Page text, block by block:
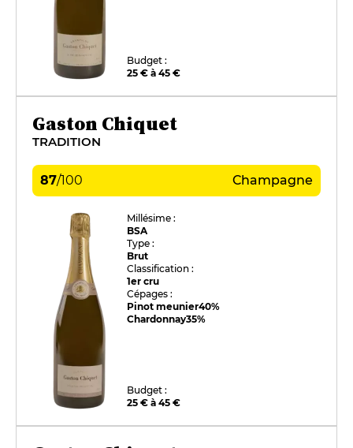
Budget :
25 € à 45 €
Gaston Chiquet
TRADITION
87/100 Champagne
Millésime :
BSA
Type :
Brut
Classification :
1er cru
Cépages :
Pinot meunier40%
Chardonnay35%
Budget :
25 € à 45 €